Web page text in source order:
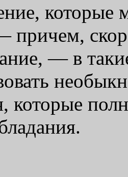
которые
— в
которые